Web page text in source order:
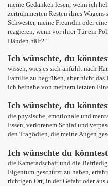
meine Gedanken lesen, wenn ich
zertrümmerten Resten ihres
Schwester, meine Freundin oder
reagieren, wenn vor ihrer Tür ein
Händen hält?"
Ich wünschte, du
wissen, wies es sich anfühlt nach
Familie zu begrüßen, aber nicht das
ich beinahe von meinem letzten
Ich wünschte, du
die physische, emotionale und
Essen, verlorenem Schlaf und
den Tragödien, die meine Augen
Ich wünschte du könntest
die Kameradschaft und die
Eigentum geschützt zu haben,
richtigen Ort, in der Gefahr oder